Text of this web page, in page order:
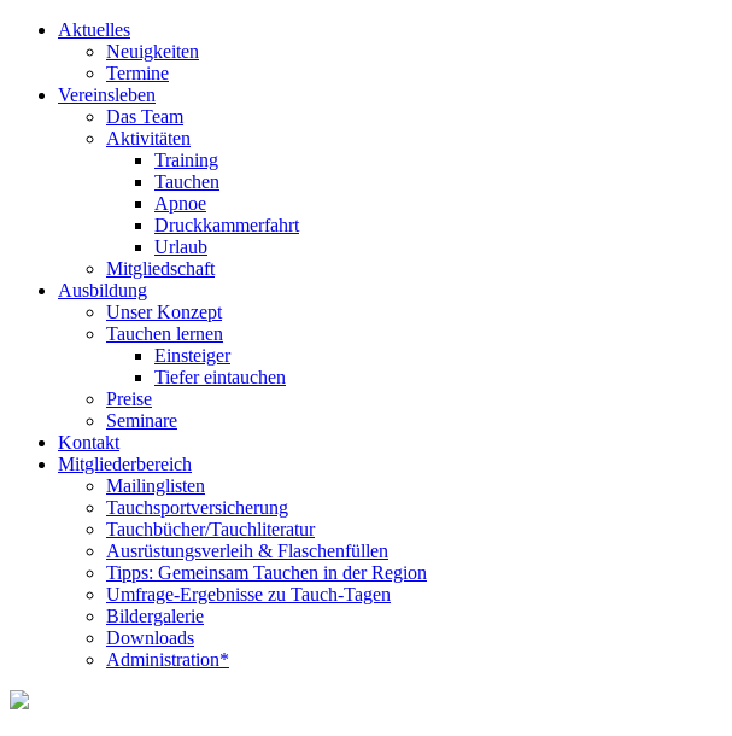
Aktuelles
Neuigkeiten
Termine
Vereinsleben
Das Team
Aktivitäten
Training
Tauchen
Apnoe
Druckkammerfahrt
Urlaub
Mitgliedschaft
Ausbildung
Unser Konzept
Tauchen lernen
Einsteiger
Tiefer eintauchen
Preise
Seminare
Kontakt
Mitgliederbereich
Mailinglisten
Tauchsportversicherung
Tauchbücher/Tauchliteratur
Ausrüstungsverleih & Flaschenfüllen
Tipps: Gemeinsam Tauchen in der Region
Umfrage-Ergebnisse zu Tauch-Tagen
Bildergalerie
Downloads
Administration*